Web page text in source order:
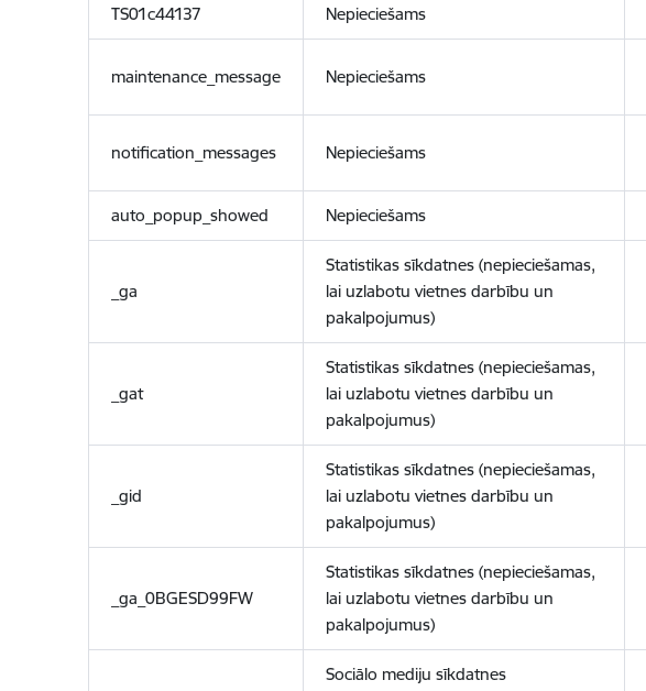
TS01c44137 Nepieciešams
maintenance_message Nepieciešams
notification_messages Nepieciešams
auto_popup_showed Nepieciešams
_ga
Statistikas sīkdatnes (nepieciešamas,
lai uzlabotu vietnes darbību un
pakalpojumus)
_gat
Statistikas sīkdatnes (nepieciešamas,
lai uzlabotu vietnes darbību un
pakalpojumus)
_gid
Statistikas sīkdatnes (nepieciešamas,
lai uzlabotu vietnes darbību un
pakalpojumus)
_ga_0BGESD99FW
Statistikas sīkdatnes (nepieciešamas,
lai uzlabotu vietnes darbību un
pakalpojumus)
Sociālo mediju sīkdatnes